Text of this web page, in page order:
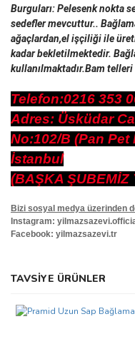
Burguları: Pelesenk nokta
sedefler mevcuttur..
ağaçlardan,el işçiliği ile
kadar bekletilmektedir.
kullanılmaktadır.Bam
Telefon:0216 353
Adres: Üsküdar
No:102/B (Pan Pet
İstanbul
(BAŞKA ŞUBEMİZ
Bizi sosyal medya üzerinden
Instagram:
Facebook: yilmazsazevi.tr
Bu ürünün fiyat bilgisi,
konularda yetersiz
Görüş ve önerileriniz için
TAVSİYE ÜRÜNLER